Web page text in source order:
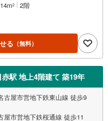
2 2階
る （無料）
駅 地上4階建て 築19年
古屋市営地下鉄東山線 徒歩9
屋市営地下鉄桜通線 徒歩11